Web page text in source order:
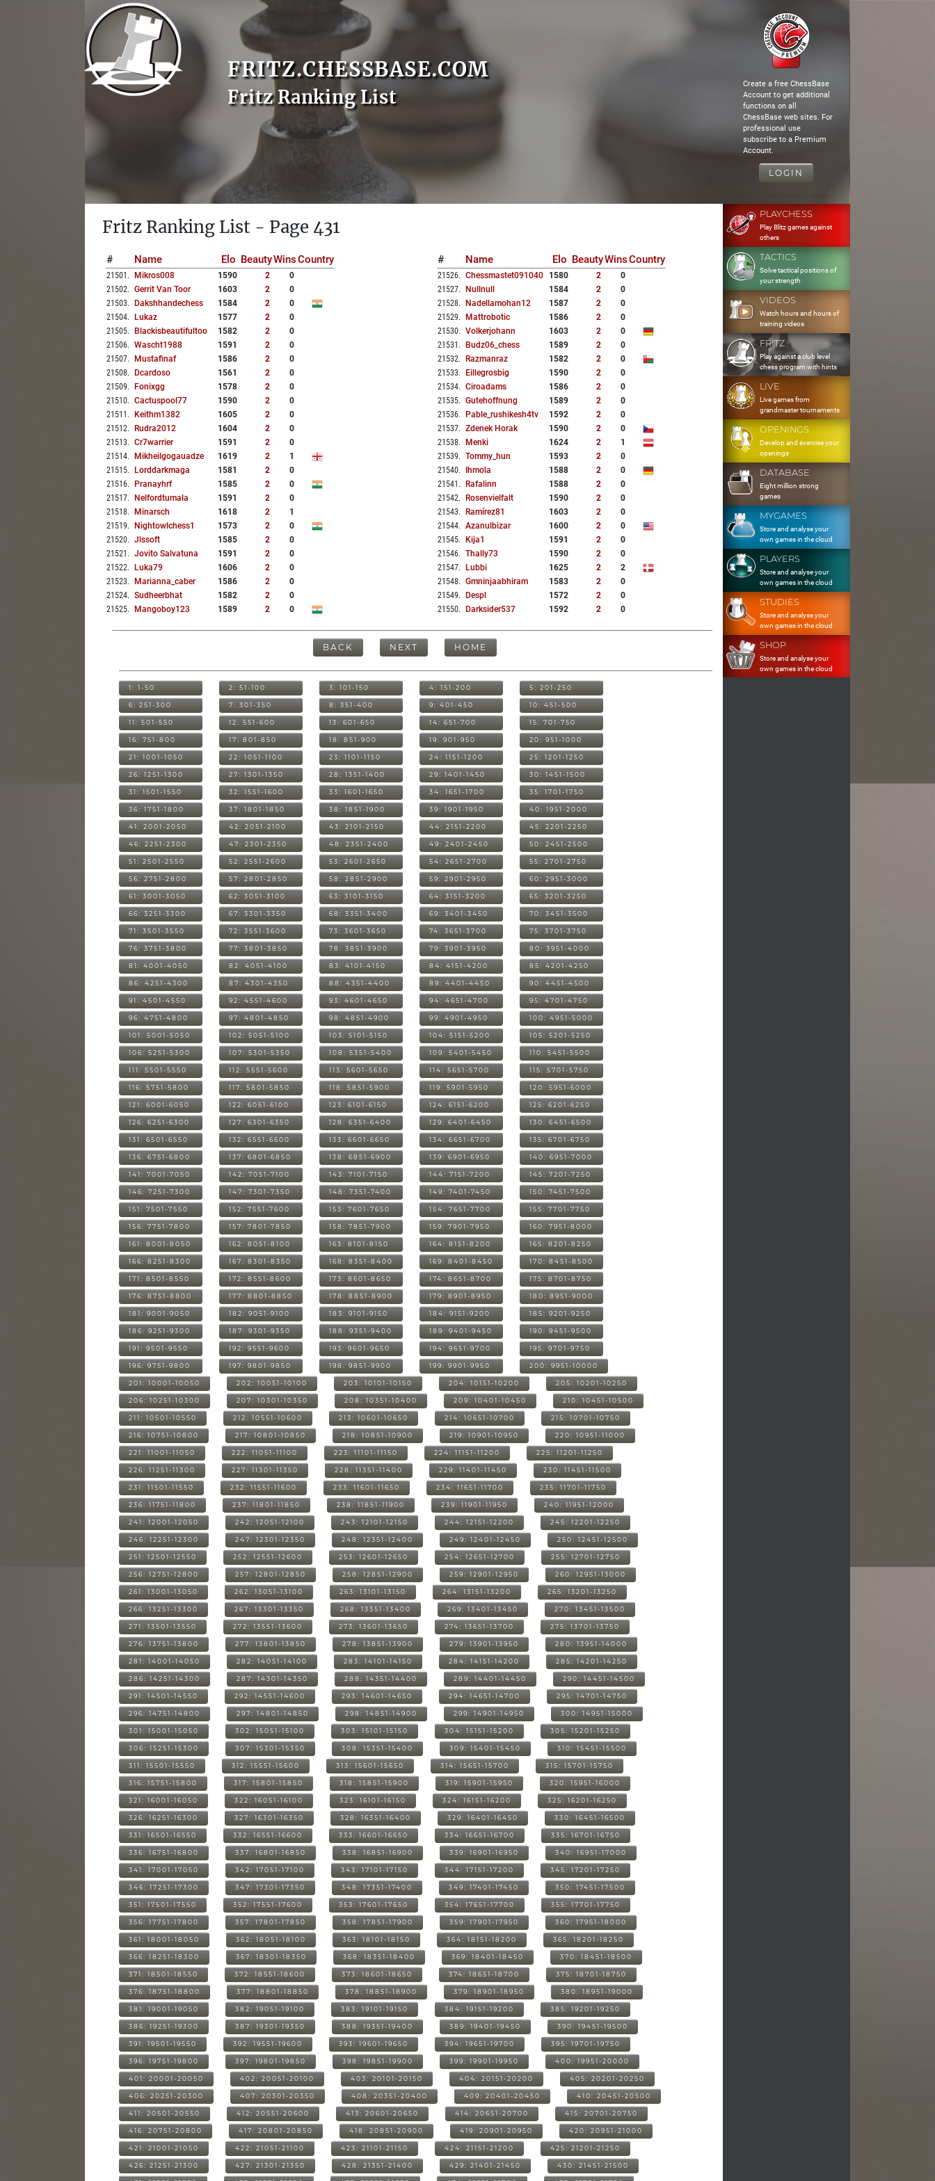
FRITZ.CHESSBASE.COM
Fritz Ranking List
Create a free ChessBase
Account to get additional
functions on all
ChessBase web sites. For
professional use
subscribe to a Premium
Account.
LOGIN
Fritz Ranking List - Page 431
# Name Elo BeautyWinsCountry
21501 . Mikros008 1590 2
0
21502. Gerrit Van Toor 1603 2
0
21503. Dakshhandechess 1584 2
0
21504. Lukaz 1577 2
0
21505. Blackisbeautifultoo 1582 2
0
21506. Wascht1988 1591 2
0
21507. Mustafinaf 1586 2
0
21508. Dcardoso 1561 2
0
21509. Fonixgg 1578 2
0
21510. Cactuspool77 1590 2
0
21511 . Keithm1382 1605 2
0
21512. Rudra2012 1604 2
0
21513. Cr7warrier 1591 2
0
21514. Mikheilgogauadze 1619 2
1
21515. Lorddarkmaga 1581 2
0
21516. Pranayhrf 1585 2
0
21517. Nelfordtumala 1591 2
0
21518. Minarsch 1618 2
1
21519. Nightowlchess1 1573 2
0
21520. Jlssoft 1585 2
0
21521 . Jovito Salvatuna 1591 2
0
21522. Luka79 1606 2
0
21523. Marianna_caber 1586 2
0
21524. Sudheerbhat 1582 2
0
21525. Mangoboy123 1589 2 0
# Name Elo BeautyWinsCountry
21526. Chessmastet091040 1580 2
0
21527. Nullnull 1584 2
0
21528. Nadellamohan12 1587 2
0
21529. Mattrobotic 1586 2
0
21530. Volkerjohann 1603 2
0
21531 . Budz06_chess 1589 2
0
21532. Razmanraz 1582 2
0
21533. Eillegrosbig 1590 2
0
21534. Ciroadams 1586 2
0
21535. Gutehoffnung 1589 2
0
21536. Pable_rushikesh4tv 1592 2
0
21537. Zdenek Horak 1590 2
0
21538. Menki 1624 2
1
21539. Tommy_hun 1593 2
0
21540. Ihmola 1588 2
0
21541 . Rafalinn 1588 2
0
21542. Rosenvielfalt 1590 2
0
21543. Ramírez81 1603 2
0
21544. Azanulbizar 1600 2
0
21545. Kija1 1591 2
0
21546. Thally73 1590 2
0
21547. Lubbi 1625 2
2
21548. Gmninjaabhiram 1583 2
0
21549. Despl 1572 2
0
21550. Darksider537 1592 2 0
BACK NEXT HOME
1: 1-50 2: 51-100 3: 101-150 4: 151-200 5: 201-250
6: 251-300 7: 301-350 8: 351-400 9: 401-450 10: 451-500
11: 501-550 12: 551-600 13: 601-650 14: 651-700 15: 701-750
16: 751-800 17: 801-850 18: 851-900 19: 901-950 20: 951-1000
21: 1001-1050 22: 1051-1100 23: 1101-1150 24: 1151-1200 25: 1201-1250
26: 1251-1300 27: 1301-1350 28: 1351-1400 29: 1401-1450 30: 1451-1500
31: 1501-1550 32: 1551-1600 33: 1601-1650 34: 1651-1700 35: 1701-1750
36: 1751-1800 37: 1801-1850 38: 1851-1900 39: 1901-1950 40: 1951-2000
41: 2001-2050 42: 2051-2100 43: 2101-2150 44: 2151-2200 45: 2201-2250
46: 2251-2300 47: 2301-2350 48: 2351-2400 49: 2401-2450 50: 2451-2500
51: 2501-2550 52: 2551-2600 53: 2601-2650 54: 2651-2700 55: 2701-2750
56: 2751-2800 57: 2801-2850 58: 2851-2900 59: 2901-2950 60: 2951-3000
61: 3001-3050 62: 3051-3100 63: 3101-3150 64: 3151-3200 65: 3201-3250
66: 3251-3300 67: 3301-3350 68: 3351-3400 69: 3401-3450 70: 3451-3500
71: 3501-3550 72: 3551-3600 73: 3601-3650 74: 3651-3700 75: 3701-3750
76: 3751-3800 77: 3801-3850 78: 3851-3900 79: 3901-3950 80: 3951-4000
81: 4001-4050 82: 4051-4100 83: 4101-4150 84: 4151-4200 85: 4201-4250
86: 4251-4300 87: 4301-4350 88: 4351-4400 89: 4401-4450 90: 4451-4500
91: 4501-4550 92: 4551-4600 93: 4601-4650 94: 4651-4700 95: 4701-4750
96: 4751-4800 97: 4801-4850 98: 4851-4900 99: 4901-4950 100: 4951-5000
101: 5001-5050 102: 5051-5100 103: 5101-5150 104: 5151-5200 105: 5201-5250
106: 5251-5300 107: 5301-5350 108: 5351-5400 109: 5401-5450 110: 5451-5500
111: 5501-5550 112: 5551-5600 113: 5601-5650 114: 5651-5700 115: 5701-5750
116: 5751-5800 117: 5801-5850 118: 5851-5900 119: 5901-5950 120: 5951-6000
121: 6001-6050 122: 6051-6100 123: 6101-6150 124: 6151-6200 125: 6201-6250
126: 6251-6300 127: 6301-6350 128: 6351-6400 129: 6401-6450 130: 6451-6500
131: 6501-6550 132: 6551-6600 133: 6601-6650 134: 6651-6700 135: 6701-6750
136: 6751-6800 137: 6801-6850 138: 6851-6900 139: 6901-6950 140: 6951-7000
141: 7001-7050 142: 7051-7100 143: 7101-7150 144: 7151-7200 145: 7201-7250
146: 7251-7300 147: 7301-7350 148: 7351-7400 149: 7401-7450 150: 7451-7500
151: 7501-7550 152: 7551-7600 153: 7601-7650 154: 7651-7700 155: 7701-7750
156: 7751-7800 157: 7801-7850 158: 7851-7900 159: 7901-7950 160: 7951-8000
161: 8001-8050 162: 8051-8100 163: 8101-8150 164: 8151-8200 165: 8201-8250
166: 8251-8300 167: 8301-8350 168: 8351-8400 169: 8401-8450 170: 8451-8500
171: 8501-8550 172: 8551-8600 173: 8601-8650 174: 8651-8700 175: 8701-8750
176: 8751-8800 177: 8801-8850 178: 8851-8900 179: 8901-8950 180: 8951-9000
181: 9001-9050 182: 9051-9100 183: 9101-9150 184: 9151-9200 185: 9201-9250
186: 9251-9300 187: 9301-9350 188: 9351-9400 189: 9401-9450 190: 9451-9500
191: 9501-9550 192: 9551-9600 193: 9601-9650 194: 9651-9700 195: 9701-9750
196: 9751-9800 197: 9801-9850 198: 9851-9900 199: 9901-9950 200: 9951-10000
201: 10001-10050 202: 10051-10100 203: 10101-10150 204: 10151-10200 205: 10201-10250
206: 10251-10300 207: 10301-10350 208: 10351-10400 209: 10401-10450 210: 10451-10500
211: 10501-10550 212: 10551-10600 213: 10601-10650 214: 10651-10700 215: 10701-10750
216: 10751-10800 217: 10801-10850 218: 10851-10900 219: 10901-10950 220: 10951-11000
221: 11001-11050 222: 11051-11100 223: 11101-11150 224: 11151-11200 225: 11201-11250
226: 11251-11300 227: 11301-11350 228: 11351-11400 229: 11401-11450 230: 11451-11500
231: 11501-11550 232: 11551-11600 233: 11601-11650 234: 11651-11700 235: 11701-11750
236: 11751-11800 237: 11801-11850 238: 11851-11900 239: 11901-11950 240: 11951-12000
241: 12001-12050 242: 12051-12100 243: 12101-12150 244: 12151-12200 245: 12201-12250
246: 12251-12300 247: 12301-12350 248: 12351-12400 249: 12401-12450 250: 12451-12500
251: 12501-12550 252: 12551-12600 253: 12601-12650 254: 12651-12700 255: 12701-12750
256: 12751-12800 257: 12801-12850 258: 12851-12900 259: 12901-12950 260: 12951-13000
261: 13001-13050 262: 13051-13100 263: 13101-13150 264: 13151-13200 265: 13201-13250
266: 13251-13300 267: 13301-13350 268: 13351-13400 269: 13401-13450 270: 13451-13500
271: 13501-13550 272: 13551-13600 273: 13601-13650 274: 13651-13700 275: 13701-13750
276: 13751-13800 277: 13801-13850 278: 13851-13900 279: 13901-13950 280: 13951-14000
281: 14001-14050 282: 14051-14100 283: 14101-14150 284: 14151-14200 285: 14201-14250
286: 14251-14300 287: 14301-14350 288: 14351-14400 289: 14401-14450 290: 14451-14500
291: 14501-14550 292: 14551-14600 293: 14601-14650 294: 14651-14700 295: 14701-14750
296: 14751-14800 297: 14801-14850 298: 14851-14900 299: 14901-14950 300: 14951-15000
301: 15001-15050 302: 15051-15100 303: 15101-15150 304: 15151-15200 305: 15201-15250
306: 15251-15300 307: 15301-15350 308: 15351-15400 309: 15401-15450 310: 15451-15500
311: 15501-15550 312: 15551-15600 313: 15601-15650 314: 15651-15700 315: 15701-15750
316: 15751-15800 317: 15801-15850 318: 15851-15900 319: 15901-15950 320: 15951-16000
321: 16001-16050 322: 16051-16100 323: 16101-16150 324: 16151-16200 325: 16201-16250
326: 16251-16300 327: 16301-16350 328: 16351-16400 329: 16401-16450 330: 16451-16500
331: 16501-16550 332: 16551-16600 333: 16601-16650 334: 16651-16700 335: 16701-16750
336: 16751-16800 337: 16801-16850 338: 16851-16900 339: 16901-16950 340: 16951-17000
341: 17001-17050 342: 17051-17100 343: 17101-17150 344: 17151-17200 345: 17201-17250
346: 17251-17300 347: 17301-17350 348: 17351-17400 349: 17401-17450 350: 17451-17500
351: 17501-17550 352: 17551-17600 353: 17601-17650 354: 17651-17700 355: 17701-17750
356: 17751-17800 357: 17801-17850 358: 17851-17900 359: 17901-17950 360: 17951-18000
361: 18001-18050 362: 18051-18100 363: 18101-18150 364: 18151-18200 365: 18201-18250
366: 18251-18300 367: 18301-18350 368: 18351-18400 369: 18401-18450 370: 18451-18500
371: 18501-18550 372: 18551-18600 373: 18601-18650 374: 18651-18700 375: 18701-18750
376: 18751-18800 377: 18801-18850 378: 18851-18900 379: 18901-18950 380: 18951-19000
381: 19001-19050 382: 19051-19100 383: 19101-19150 384: 19151-19200 385: 19201-19250
386: 19251-19300 387: 19301-19350 388: 19351-19400 389: 19401-19450 390: 19451-19500
391: 19501-19550 392: 19551-19600 393: 19601-19650 394: 19651-19700 395: 19701-19750
396: 19751-19800 397: 19801-19850 398: 19851-19900 399: 19901-19950 400: 19951-20000
401: 20001-20050 402: 20051-20100 403: 20101-20150 404: 20151-20200 405: 20201-20250
406: 20251-20300 407: 20301-20350 408: 20351-20400 409: 20401-20450 410: 20451-20500
411: 20501-20550 412: 20551-20600 413: 20601-20650 414: 20651-20700 415: 20701-20750
416: 20751-20800 417: 20801-20850 418: 20851-20900 419: 20901-20950 420: 20951-21000
421: 21001-21050 422: 21051-21100 423: 21101-21150 424: 21151-21200 425: 21201-21250
426: 21251-21300 427: 21301-21350 428: 21351-21400 429: 21401-21450 430: 21451-21500
PLAYCHESS
Play Blitz games against
others
TACTICS
Solve tactical positions of
your strength
VIDEOS
Watch hours and hours of
training videos
FRITZ
Play against a club level
chess program with hints
LIVE
Live games from
grandmaster tournaments
OPENINGS
Develop and exercise your
openings
DATABASE
Eight million strong
games
MYGAMES
Store and analyse your
own games in the cloud
PLAYERS
Store and analyse your
own games in the cloud
STUDIES
Store and analyse your
own games in the cloud
SHOP
Store and analyse your
own games in the cloud